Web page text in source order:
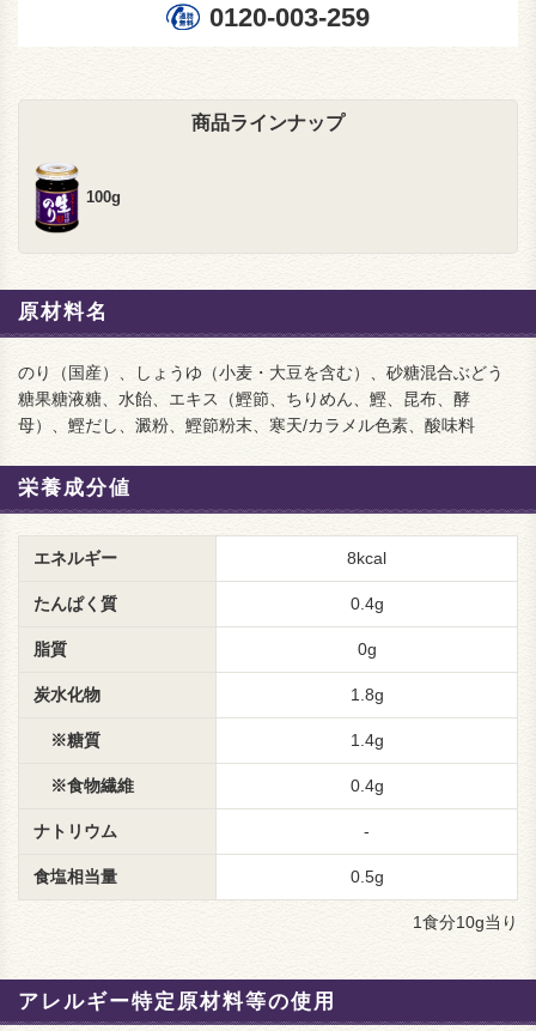
0120-003-259
商品ラインナップ
100g
原材料名
のり（国産）、しょうゆ（小麦・大豆を含む）、砂糖混合ぶどう
糖果糖液糖、水飴、エキス（鰹節、ちりめん、鰹、昆布、酵
母）、鰹だし、澱粉、鰹節粉末、寒天/カラメル色素、酸味料
栄養成分値
エネルギー 8kcal
たんぱく質 0.4g
脂質 0g
炭水化物 1.8g
※糖質 1.4g
※食物繊維 0.4g
ナトリウム -
食塩相当量 0.5g
1食分10g当り
アレルギー特定原材料等の使用